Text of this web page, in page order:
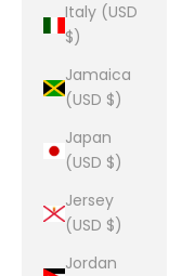
Italy (USD
$)
Jamaica
(USD $)
Japan
(USD $)
Jersey
(USD $)
Jordan